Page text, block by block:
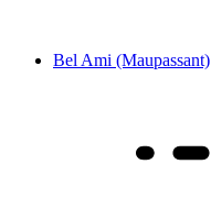
Bel Ami (Maupassant)